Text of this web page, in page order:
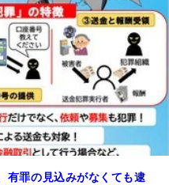
有罪の見込みがなくても逮